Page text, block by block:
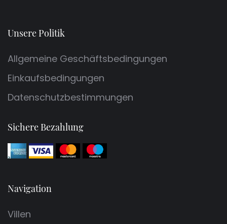
Unsere Politik
Allgemeine Geschäftsbedingungen
Einkaufsbedingungen
Datenschutzbestimmungen
Sichere Bezahlung
Navigation
Villen